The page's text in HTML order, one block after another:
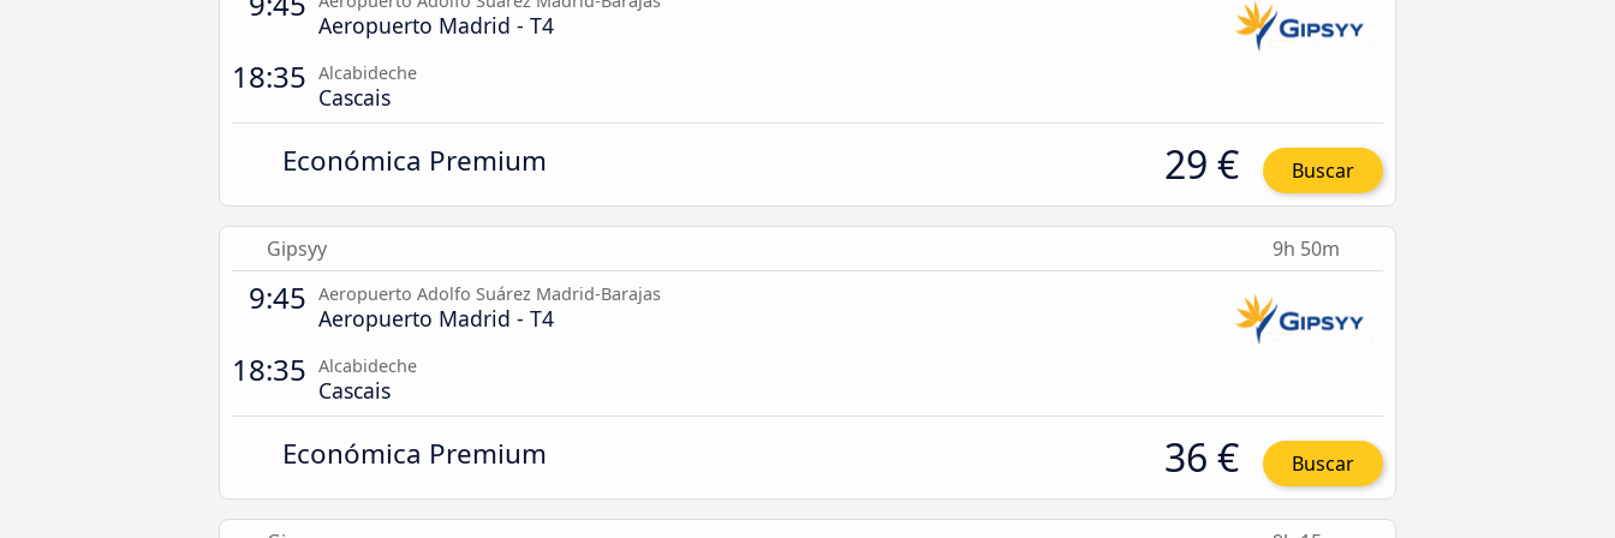
Aeropuerto Madrid - T4
18:35 Alcabideche
Cascais
Económica Premium 29 € Buscar
Gipsyy 9h 50m
9:45 Aeropuerto Adolfo Suárez Madrid-Barajas
Aeropuerto Madrid - T4
18:35 Alcabideche
Cascais
Económica Premium 36 € Buscar